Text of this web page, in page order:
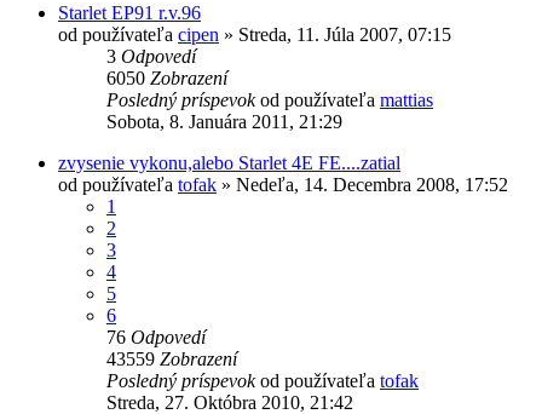
Starlet EP91 r.v.96
od používateľa cipen » Streda, 11. Júla 2007, 07:15
3 Odpovedí
6050 Zobrazení
Posledný príspevokod používateľa mattias
Sobota, 8. Januára 2011, 21:29
zvysenie vykonu,alebo Starlet 4E FE....zatial
od používateľa tofak » Nedeľa, 14. Decembra 2008, 17:52
1
2
3
4
5
6
76 Odpovedí
43559 Zobrazení
Posledný príspevokod používateľa tofak
Streda, 27. Októbra 2010, 21:42